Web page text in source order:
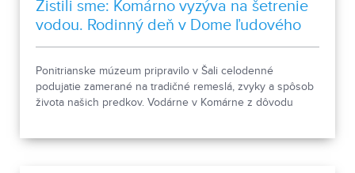
Zistili sme: Komárno vyzýva na šetrenie
vodou. Rodinný deň v Dome ľudového
bývania a architektúry
Ponitrianske múzeum pripravilo v Šali celodenné
podujatie zamerané na tradičné remeslá, zvyky a spôsob
života našich predkov. Vodárne v Komárne z dôvodu